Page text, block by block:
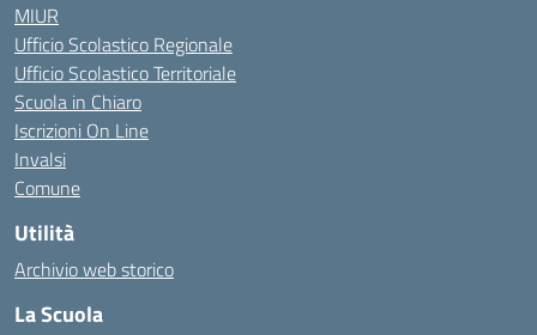
MIUR
Ufficio Scolastico Regionale
Ufficio Scolastico Territoriale
Scuola in Chiaro
Iscrizioni On Line
Invalsi
Comune
Utilità
Archivio web storico
La Scuola